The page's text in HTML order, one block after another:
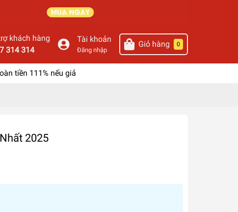
khách hàng
314 314
Tài khoản
Đăng nhập
Giỏ hàng 0
tiền 111% nếu giả
2025